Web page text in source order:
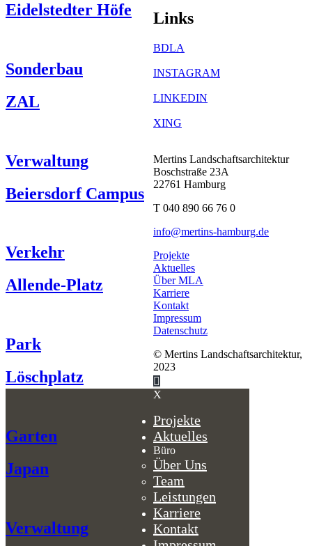
Eidelstedter Höfe
Sonderbau
ZAL
Verwaltung
Beiersdorf Campus
Verkehr
Allende-Platz
Park
Löschplatz
Garten
Japan
Verwaltung
Links
BDLA
INSTAGRAM
LINKEDIN
XING
Mertins Landschaftsarchitektur
Boschstraße 23A
22761 Hamburg
T 040 890 66 76 0
info@mertins-hamburg.de
Projekte
Aktuelles
Über MLA
Karriere
Kontakt
Impressum
Datenschutz
© Mertins Landschaftsarchitektur,
2023
X
Projekte
Aktuelles
Büro
Über Uns
Team
Leistungen
Karriere
Kontakt